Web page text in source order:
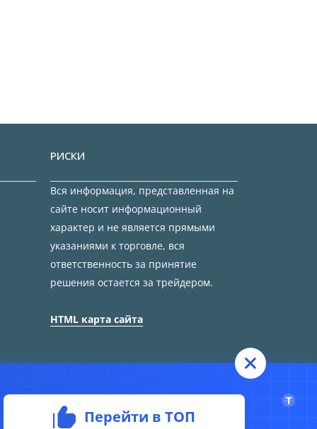
РИСКИ
Вся информация, представленная на
сайте носит информационный
характер и не является прямыми
указаниями к торговле, вся
ответственность за принятие
решения остается за трейдером.
HTML карта сайта
Перейти в ТОП